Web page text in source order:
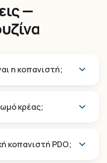
—
η κοπανιστή;
ωμό κρέας;
κοπανιστή PDO;